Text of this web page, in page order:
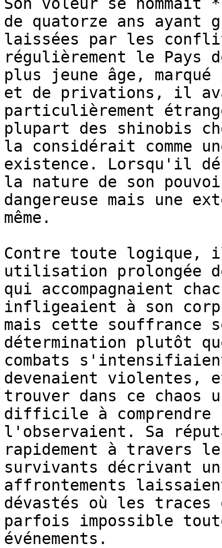
de quatorze ans ayant
laissées par les
régulièrement le Pays
plus jeune âge,
et de privations, il
particulièrement
plupart des shinobis
la considérait comme
existence. Lorsqu'il
la nature de son
dangereuse mais une
même.
Contre toute logique,
utilisation prolongée
qui accompagnaient
infligeaient à son
mais cette souffrance
détermination plutôt
combats
devenaient violentes,
trouver dans ce chaos
difficile à comprendre
l'observaient. Sa
rapidement à travers
survivants décrivant
affrontements
dévastés où les traces
parfois impossible
événements.